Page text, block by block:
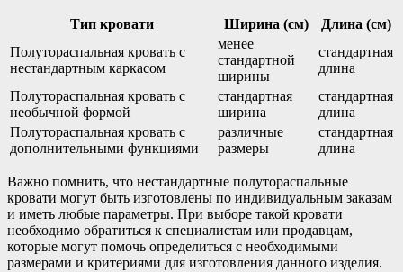
Тип кровати Ширина (см)
Длина (см)
Полутораспальная кровать с
нестандартным каркасом
менее
стандартной
ширины
стандартная
длина
Полутораспальная кровать с
необычной формой
стандартная
ширина
стандартная
длина
Полутораспальная кровать с
дополнительными функциями
различные
размеры
стандартная
длина
Важно помнить, что нестандартные полутораспальные
кровати могут быть изготовлены по индивидуальным заказам
и иметь любые параметры. При выборе такой кровати
необходимо обратиться к специалистам или продавцам,
которые могут помочь определиться с необходимыми
размерами и критериями для изготовления данного изделия.